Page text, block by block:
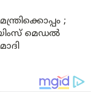
;
മെഡൽ